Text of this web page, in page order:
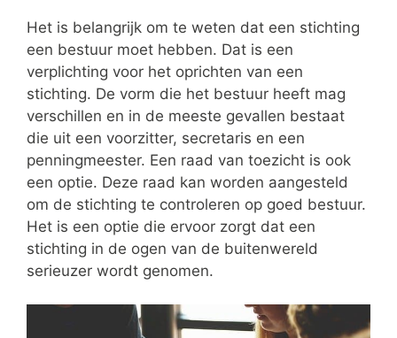
Het is belangrijk om te weten dat een stichting
een bestuur moet hebben. Dat is een
verplichting voor het oprichten van een
stichting. De vorm die het bestuur heeft mag
verschillen en in de meeste gevallen bestaat
die uit een voorzitter, secretaris en een
penningmeester. Een raad van toezicht is ook
een optie. Deze raad kan worden aangesteld
om de stichting te controleren op goed bestuur.
Het is een optie die ervoor zorgt dat een
stichting in de ogen van de buitenwereld
serieuzer wordt genomen.